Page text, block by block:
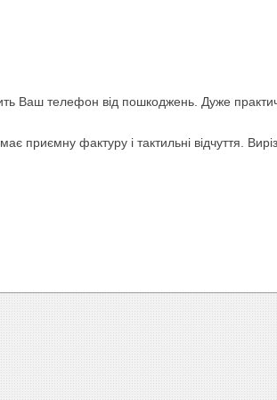
Ваш телефон від пошкоджень. Дуже
приємну фактуру і тактильні відчуття.